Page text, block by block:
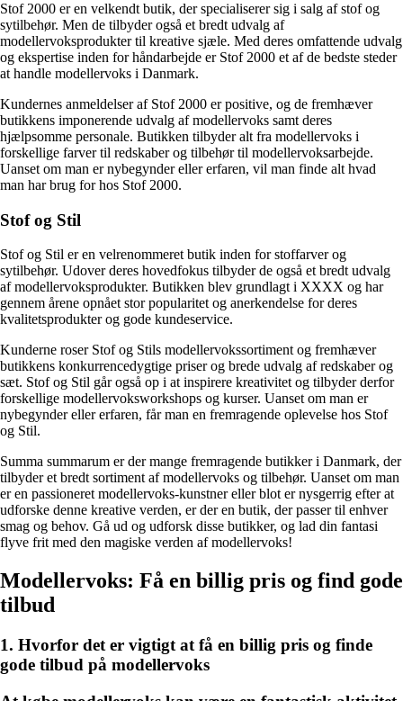
Stof 2000 er en velkendt butik, der specialiserer sig i salg af stof og
sytilbehør. Men de tilbyder også et bredt udvalg af
modellervoksprodukter til kreative sjæle. Med deres omfattende udvalg
og ekspertise inden for håndarbejde er Stof 2000 et af de bedste steder
at handle modellervoks i Danmark.
Kundernes anmeldelser af Stof 2000 er positive, og de fremhæver
butikkens imponerende udvalg af modellervoks samt deres
hjælpsomme personale. Butikken tilbyder alt fra modellervoks i
forskellige farver til redskaber og tilbehør til modellervoksarbejde.
Uanset om man er nybegynder eller erfaren, vil man finde alt hvad
man har brug for hos Stof 2000.
Stof og Stil
Stof og Stil er en velrenommeret butik inden for stoffarver og
sytilbehør. Udover deres hovedfokus tilbyder de også et bredt udvalg
af modellervoksprodukter. Butikken blev grundlagt i XXXX og har
gennem årene opnået stor popularitet og anerkendelse for deres
kvalitetsprodukter og gode kundeservice.
Kunderne roser Stof og Stils modellervokssortiment og fremhæver
butikkens konkurrencedygtige priser og brede udvalg af redskaber og
sæt. Stof og Stil går også op i at inspirere kreativitet og tilbyder derfor
forskellige modellervoksworkshops og kurser. Uanset om man er
nybegynder eller erfaren, får man en fremragende oplevelse hos Stof
og Stil.
Summa summarum er der mange fremragende butikker i Danmark, der
tilbyder et bredt sortiment af modellervoks og tilbehør. Uanset om man
er en passioneret modellervoks-kunstner eller blot er nysgerrig efter at
udforske denne kreative verden, er der en butik, der passer til enhver
smag og behov. Gå ud og udforsk disse butikker, og lad din fantasi
flyve frit med den magiske verden af modellervoks!
Modellervoks: Få en billig pris og find gode
tilbud
1. Hvorfor det er vigtigt at få en billig pris og finde
gode tilbud på modellervoks